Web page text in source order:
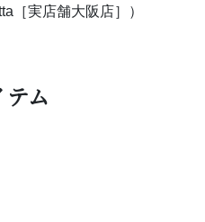
［実店舗大阪店］）
ム